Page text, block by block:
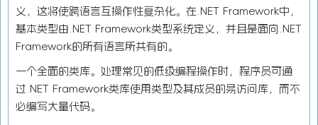
义，这将使跨语言互操作性复杂化。在.NET Framework中，
基本类型由.NET Framework类型系统定义，并且是面向.NET
Framework的所有语言所共有的。
一个全面的类库。处理常见的低级编程操作时，程序员可通
过.NET Framework类库使用类型及其成员的易访问库，而不
必编写大量代码。